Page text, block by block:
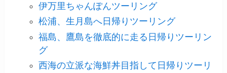
伊万里ちゃんぽんツーリング
松浦、生月島へ日帰りツーリング
福島、鷹島を徹底的に走る日帰りツーリン
グ
西海の立派な海鮮丼目指して日帰りツーリ